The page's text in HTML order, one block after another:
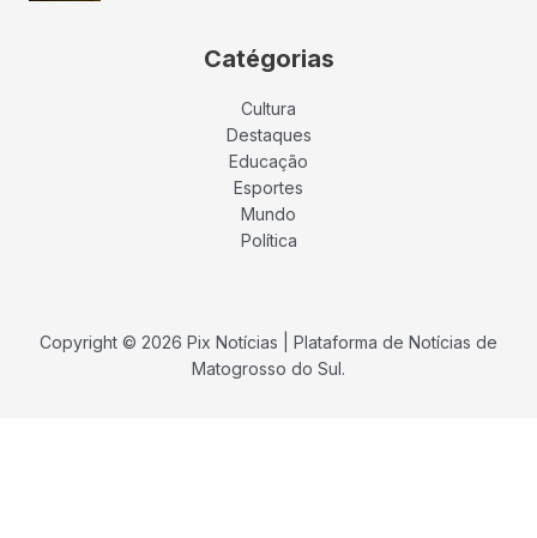
Catégorias
Cultura
Destaques
Educação
Esportes
Mundo
Política
Copyright © 2026 Pix Notícias | Plataforma de Notícias de
Matogrosso do Sul.